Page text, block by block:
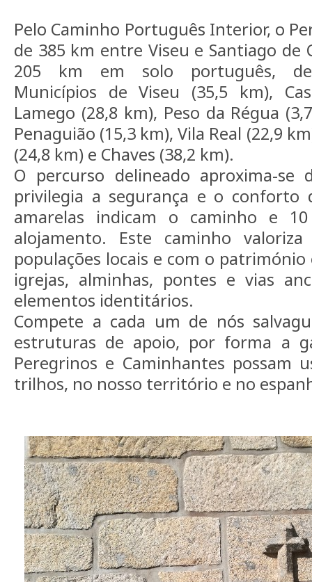
Pelo Caminho Português Interior, o
de 385 km entre Viseu e Santiago de
205 km em solo português,
Municípios de Viseu (35,5 km),
Lamego (28,8 km), Peso da Régua
Penaguião (15,3 km), Vila Real (22,9
(24,8 km) e Chaves (38,2 km).
O percurso delineado aproxima-
privilegia a segurança e o conforto
amarelas indicam o caminho e
alojamento. Este caminho
populações locais e com o
igrejas, alminhas, pontes e vias
elementos identitários.
Compete a cada um de nós
estruturas de apoio, por forma a
Peregrinos e Caminhantes possam
trilhos, no nosso território e no